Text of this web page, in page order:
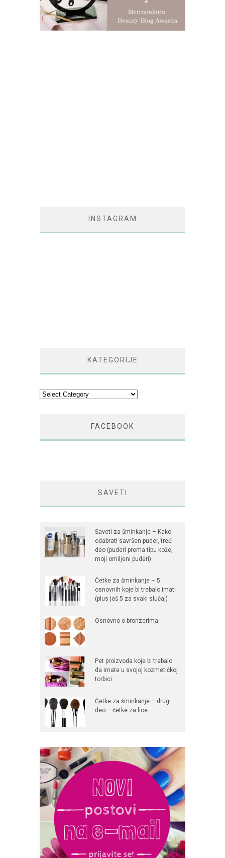
INSTAGRAM
KATEGORIJE
Kategorije
FACEBOOK
SAVETI
Saveti za šminkanje – Kako
odabrati savršen puder, treći
deo (puderi prema tipu kože,
moji omiljeni puderi)
Četke za šminkanje – 5
osnovnih koje bi trebalo imati
(plus još 5 za svaki slučaj)
Osnovno o bronzerima
Pet proizvoda koje bi trebalo
da imate u svojoj kozmetičkoj
torbici
Četke za šminkanje – drugi
deo – četke za lice